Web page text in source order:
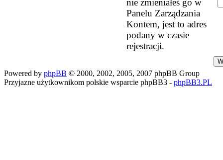
nie zmieniałeś go w
Panelu Zarządzania
Kontem, jest to adres
podany w czasie
rejestracji.
Powered by phpBB © 2000, 2002, 2005, 2007 phpBB Group
Przyjazne użytkownikom polskie wsparcie phpBB3 - phpBB3.PL